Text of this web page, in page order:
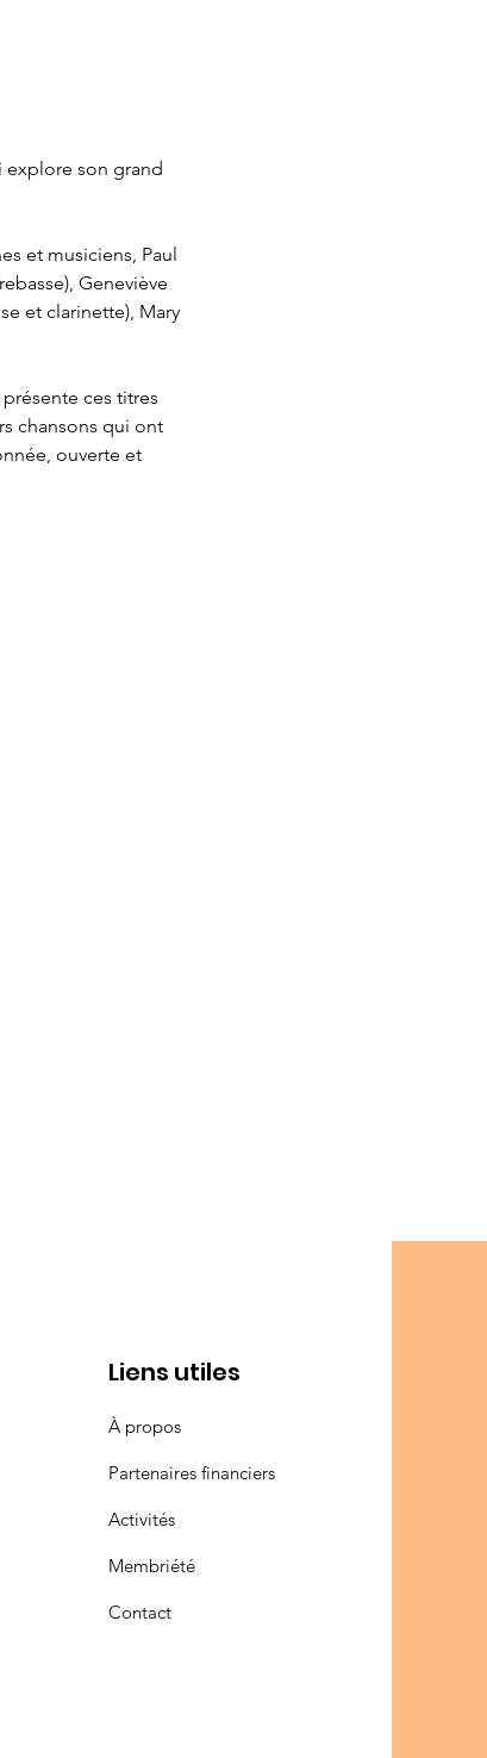
explore son grand
et musiciens, Paul
Geneviève
et clarinette), Mary
ces titres
chansons qui ont
ouverte et
Liens utiles
À propos
Partenaires financiers
Activités
Membriété
Contact